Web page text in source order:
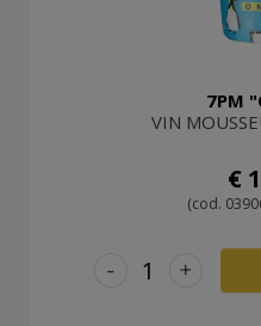
7PM
VIN
€
(cod.
+
-